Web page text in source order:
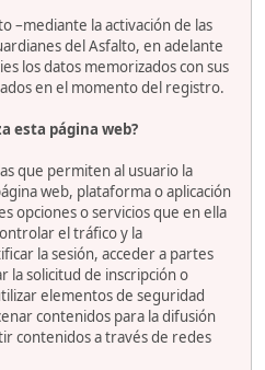
–mediante la activación de las
del Asfalto, en adelante
los datos memorizados con sus
en el momento del registro.
esta página web?
que permiten al usuario la
web, plataforma o aplicación
opciones o servicios que en ella
el tráfico y la
la sesión, acceder a partes
la solicitud de inscripción o
elementos de seguridad
contenidos para la difusión
contenidos a través de redes